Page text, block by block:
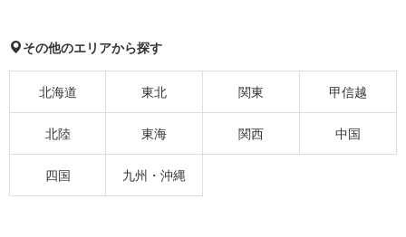
その他のエリアから探す
北海道 東北 関東 甲信越
北陸 東海 関西 中国
四国 九州・沖縄